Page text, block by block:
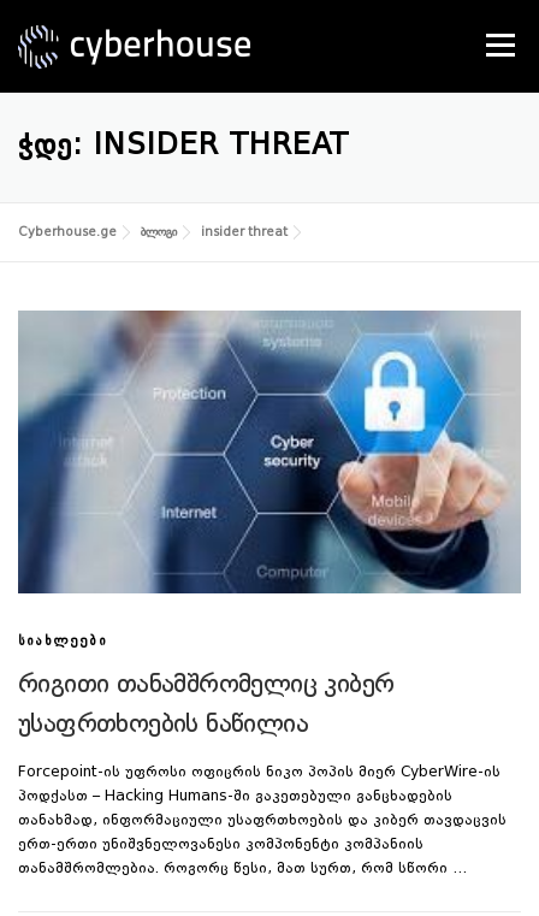
content
Menu
SERVICES ABOUT US CONTACT
ᲭᲓᲔ: INSIDER THREAT
Cyberhouse.ge ბლოგი insider threat
ᲡᲘᲐᲮᲚᲔᲔᲑᲘ
რიგითი თანამშრომელიც კიბერ
უსაფრთხოების ნაწილია
Forcepoint-ის უფროსი ოფიცრის ნიკო პოპის მიერ CyberWire-ის
პოდქასთ – Hacking Humans-ში გაკეთებული განცხადების
თანახმად, ინფორმაციული უსაფრთხოების და კიბერ თავდაცვის
ერთ-ერთი უნიშვნელოვანესი კომპონენტი კომპანიის
თანამშრომლებია. როგორც წესი, მათ სურთ, რომ სწორი …